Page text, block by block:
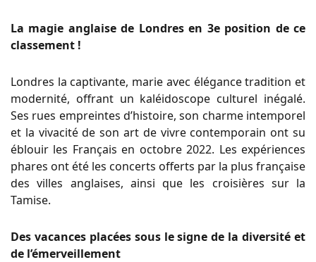
La magie anglaise de Londres en 3e position de ce
classement !
Londres la captivante, marie avec élégance tradition et
modernité, offrant un kaléidoscope culturel inégalé.
Ses rues empreintes d’histoire, son charme intemporel
et la vivacité de son art de vivre contemporain ont su
éblouir les Français en octobre 2022. Les expériences
phares ont été les concerts offerts par la plus française
des villes anglaises, ainsi que les croisières sur la
Tamise.
Des vacances placées sous le signe de la diversité et
de l’émerveillement